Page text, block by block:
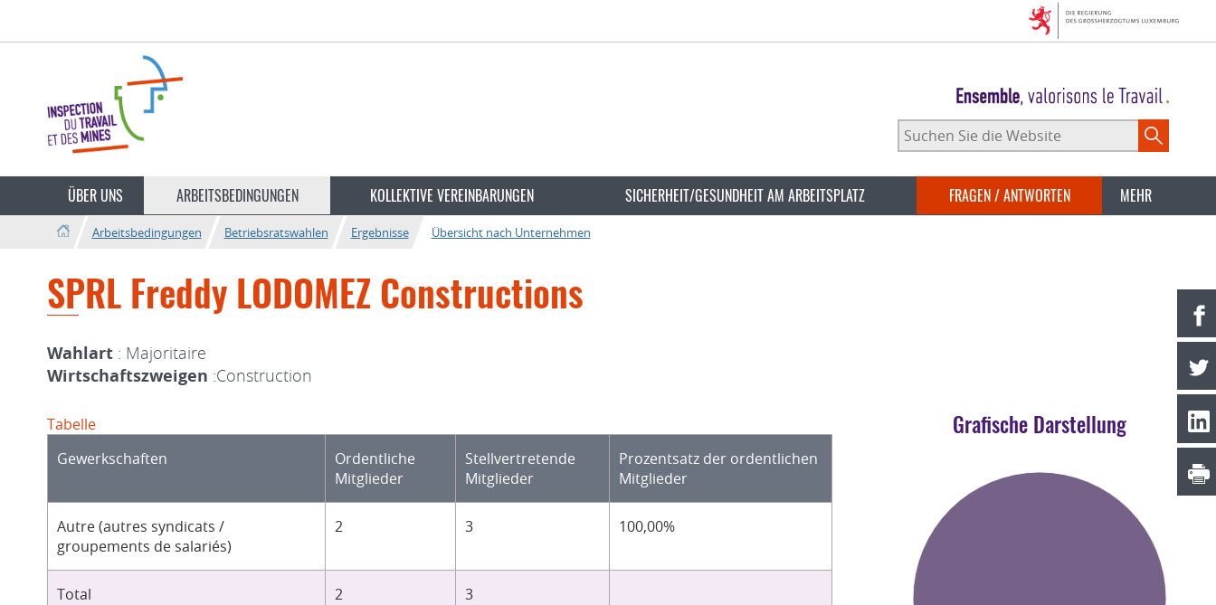
Suchen
Sie
Website
ÜBER UNS ARBEITSBEDINGUNGEN KOLLEKTIVE VEREINBARUNGEN SICHERHEIT/GESUNDHEIT AM ARBEITSPLATZ FRAGEN / ANTWORTEN MEHR
Arbeitsbedingungen Betriebsratswahlen Ergebnisse Übersicht nach Unternehmen
SPRL Freddy LODOMEZ Constructions
Wahlart : Majoritaire
Wirtschaftszweigen :Construction
Tabelle
Gewerkschaften
Ordentliche
Mitglieder
Stellvertretende
Mitglieder
Prozentsatz der ordentlichen
Mitglieder
Autre (autres syndicats /
groupements de salariés)
2 3 100,00%
Total 2 3
Grafische Darstellung